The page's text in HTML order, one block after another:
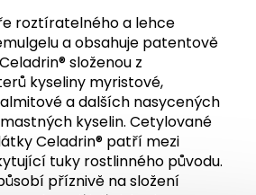
roztíratelného a lehce
a obsahuje patentově
složenou z
kyseliny myristové,
a dalších nasycených
kyselin. Cetylované
Celadrin® patří mezi
tuky rostlinného původu.
příznivě na složení